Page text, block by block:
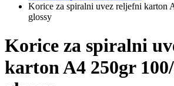
Korice za spiralni uvez reljefni karton
glossy
Korice za spiralni
karton A4 250gr